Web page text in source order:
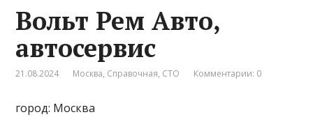
Вольт Рем Авто,
автосервис
21.08.2024 Москва, Справочная, СТО Комментарии: 0
город: Москва